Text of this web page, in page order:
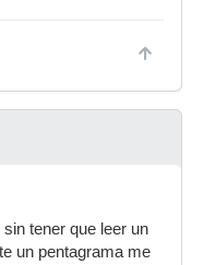
tener que leer un
un pentagrama me